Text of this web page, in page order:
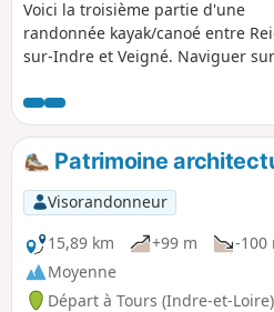
Voici la troisième partie d'une
randonnée kayak/canoé entre
sur-Indre et Veigné. Naviguer sur
sur la Loire. Il s'agit d'un cours
plus calme, sa faune et sa flore
plus diversifiées et l'espace plus
confiné... Lors de ce parcours, on
rencontrer de magnifiques
des moulins et des petits terrains
privés.
Patrimoine
Visorandonneur
15,89 km
+99 m -100
Moyenne
Départ à Tours (Indre-et-Loire)